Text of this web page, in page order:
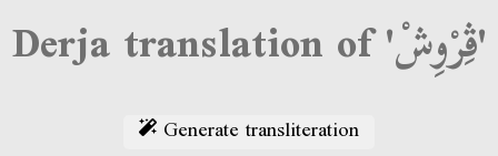
Derja translation of 'ڨِرْوِشْ'
Generate transliteration